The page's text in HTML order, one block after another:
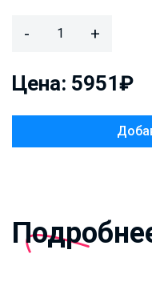
- +
Цена: 5951₽